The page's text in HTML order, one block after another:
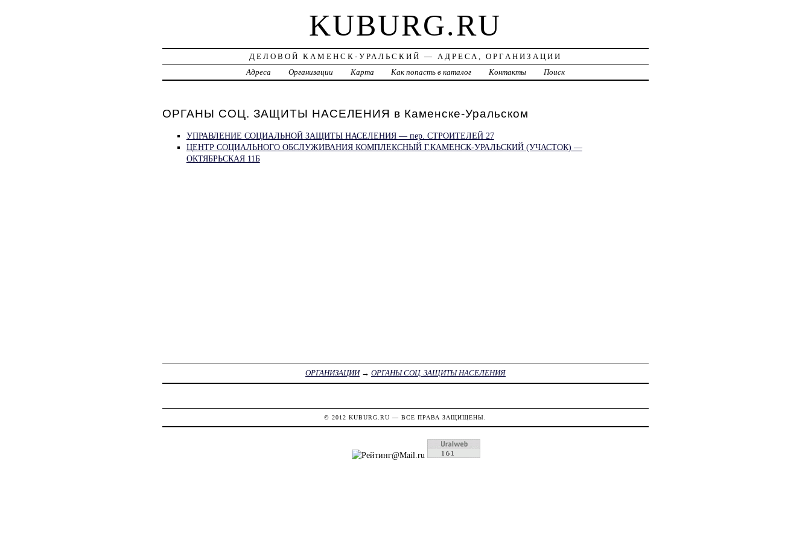
KUBURG.RU
ДЕЛОВОЙ КАМЕНСК-УРАЛЬСКИЙ — АДРЕСА, ОРГАНИЗАЦИИ
Адреса
Организации Карта Как попасть в каталог Контакты Поиск
ОРГАНЫ СОЦ. ЗАЩИТЫ НАСЕЛЕНИЯ в Каменске-Уральском
УПРАВЛЕНИЕ СОЦИАЛЬНОЙ ЗАЩИТЫ НАСЕЛЕНИЯ — пер. СТРОИТЕЛЕЙ 27
ЦЕНТР СОЦИАЛЬНОГО ОБСЛУЖИВАНИЯ КОМПЛЕКСНЫЙ Г.КАМЕНСК-УРАЛЬСКИЙ (УЧАСТОК) —
ОКТЯБРЬСКАЯ 11Б
ОРГАНИЗАЦИИ→ ОРГАНЫ СОЦ. ЗАЩИТЫ НАСЕЛЕНИЯ
© 2012KUBURG.RU — ВСЕ ПРАВА ЗАЩИЩЕНЫ.